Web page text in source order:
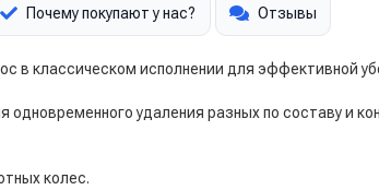
Почему покупают у нас? Отзывы
в классическом исполнении для эффективной
одновременного удаления разных по составу и
колес.